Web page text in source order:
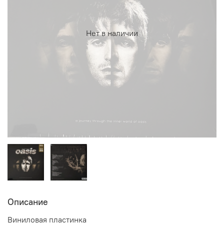
Нет в наличии
Описание
Виниловая пластинка